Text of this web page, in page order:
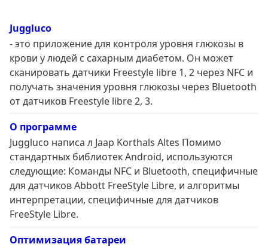
Juggluco
- это приложение для контроля уровня глюкозы в
крови у людей с сахарным диабетом. Он может
сканировать датчики Freestyle libre 1, 2 через NFC и
получать значения уровня глюкозы через Bluetooth
от датчиков Freestyle libre 2, 3.
О программе
Juggluco написа л Jaap Korthals Altes Помимо
стандартных библиотек Android, используются
следующие: Команды NFC и Bluetooth, специфичные
для датчиков Abbott FreeStyle Libre, и алгоритмы
интерпретации, специфичные для датчиков
FreeStyle Libre.
Оптимизация батареи